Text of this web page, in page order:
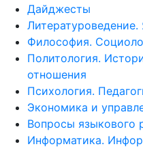
Дайджесты
Литературоведение.
Философия.
Политология.
отношения
Психология.
Экономика и
Вопросы языкового
Информатика.